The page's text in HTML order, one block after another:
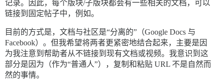
记录。因此，每个版块/子版块都会有一些相关的文档，可以
链接到固定帖子中，例如。
目前的方式是，文档与社区是“分离的”（Google Docs 与
Facebook）。但我希望将两者更紧密地结合起来，主要是因
为我注意到帮助者从不链接到现有文档或视频。我意识到这
部分是因为（作为“普通人”），复制和粘贴 URL 不是自然而
然的事情。